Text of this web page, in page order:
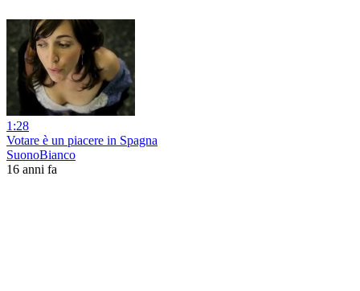
1:28
Votare è un piacere in Spagna
SuonoBianco
16 anni fa